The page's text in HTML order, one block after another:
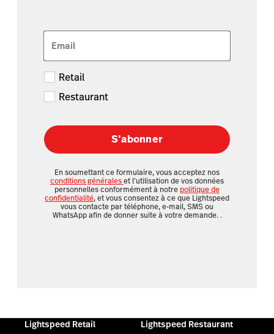
Email
Retail
Restaurant
S’abonner
En soumettant ce formulaire, vous acceptez nos
conditions généraleset l’utilisation de vos données
personnelles conformément à notre politique de
confidentialité, et vous consentez à ce que Lightspeed
vous contacte par téléphone, e-mail, SMS ou
WhatsApp afin de donner suite à votre demande. .
Lightspeed Retail Lightspeed Restaurant